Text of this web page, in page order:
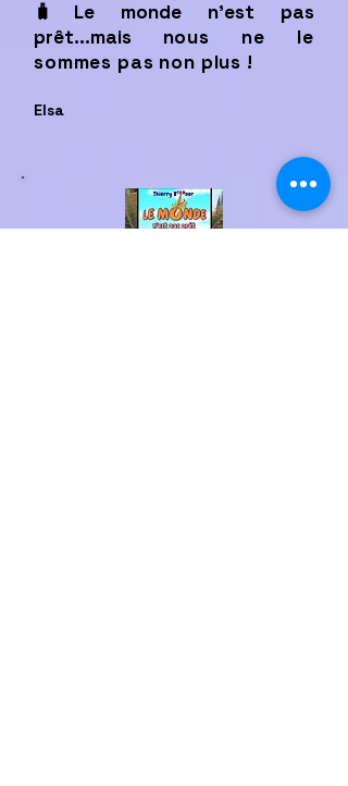
🧳Le monde n'est pas
prêt...mais nous ne le
sommes pas non plus !
Elsa